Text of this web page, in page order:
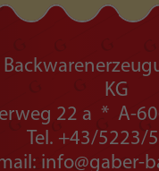
KG
22 a * A-
Tel. +43/5223/
info@gaber-